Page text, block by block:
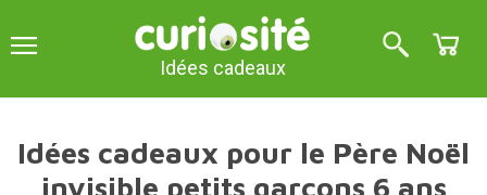
Idées cadeaux
Idées cadeaux pour le Père Noël
invisible petits garçons 6 ans